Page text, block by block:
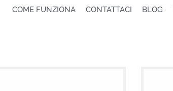
COME FUNZIONA CONTATTACI BLOG